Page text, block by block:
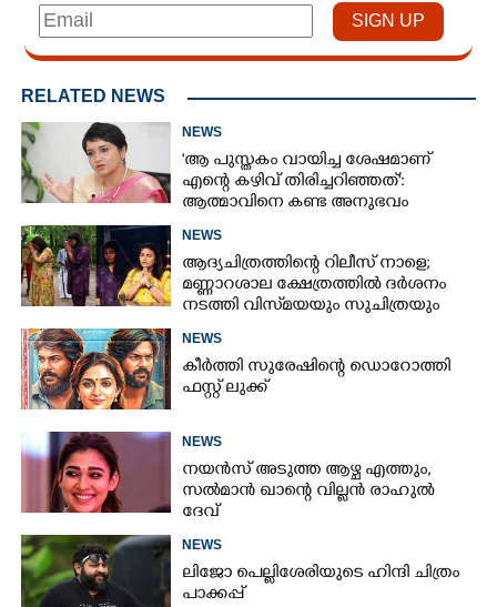
RELATED NEWS
NEWS
'ആ പുസ്തകം വായിച്ച ശേഷമാണ്
എന്റെ കഴിവ് തിരിച്ചറിഞ്ഞത്':
ആത്മാവിനെ കണ്ട അനുഭവം
NEWS
ആദ്യചിത്രത്തിന്റെ റിലീസ് നാളെ;
മണ്ണാറശാല ക്ഷേത്രത്തിൽ ദർശനം
നടത്തി വിസ്‌മയയും സുചിത്രയും
NEWS
കീർത്തി സുരേഷിന്റെ ഡൊറോത്തി
ഫസ്റ്റ് ലുക്ക്
NEWS
നയൻസ് അടുത്ത ആഴ്ച എത്തും,
സൽമാൻ ഖാന്റെ വില്ലൻ രാഹുൽ
ദേവ്
NEWS
ലിജോ പെല്ലിശേരിയുടെ ഹിന്ദി ചിത്രം
പാക്കപ്പ്